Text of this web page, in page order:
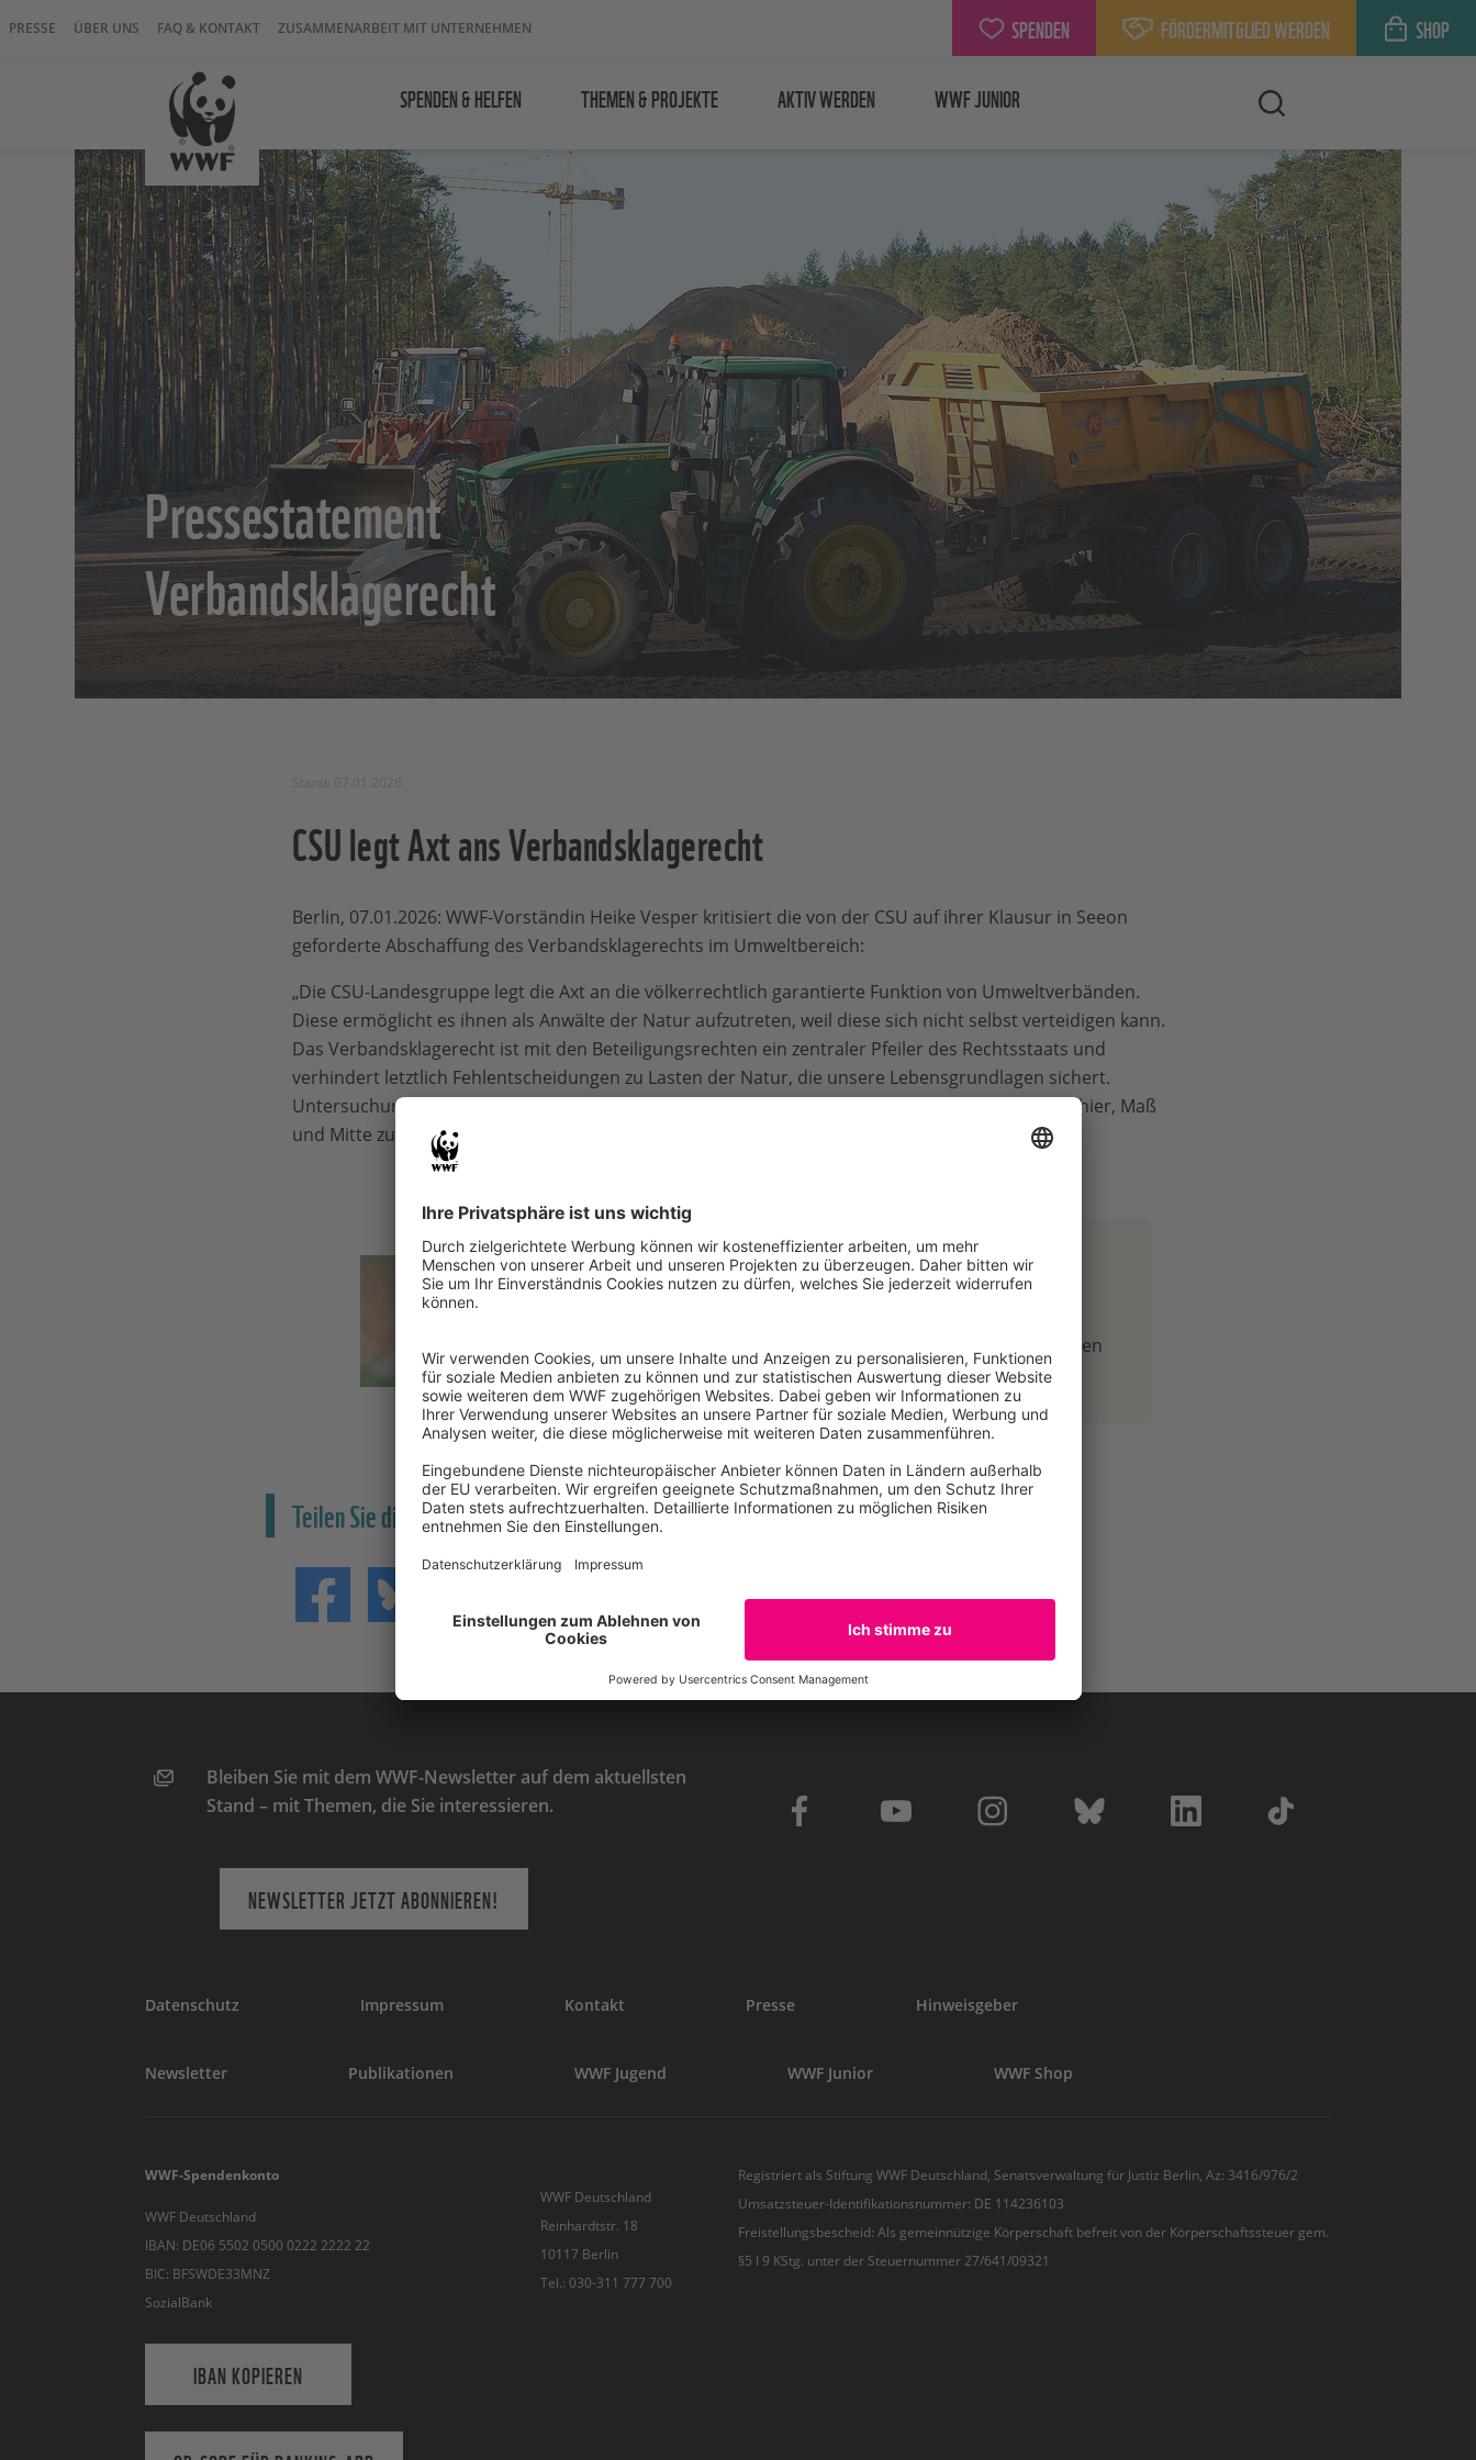
PRESSE ÜBER UNS FAQ & KONTAKT ZUSAMMENARBEIT MIT UNTERNEHMEN SPENDEN FÖRDERMITGLIED WERDEN SHOP
SPENDEN & HELFEN THEMEN & PROJEKTE AKTIV WERDEN WWF JUNIOR
Pressestatement
Verbandsklagerecht
CSU legt Axt ans Verbandsklagerecht
Berlin, 07.01.2026: WWF-Vorständin Heike Vesper kritisiert die von der CSU auf ihrer Klausur in Seeon
geforderte Abschaffung des Verbandsklagerechts im Umweltbereich:
„Die CSU-Landesgruppe legt die Axt an die völkerrechtlich garantierte Funktion von Umweltverbänden.
Diese ermöglicht es ihnen als Anwälte der Natur aufzutreten, weil diese sich nicht selbst verteidigen kann.
Das Verbandsklagerecht ist mit den Beteiligungsrechten ein zentraler Pfeiler des Rechtsstaats und
verhindert letztlich Fehlentscheidungen zu Lasten der Natur, die unsere Lebensgrundlagen sichert.
Untersuchungen zeigen, dass solche Klagen vergleichsweise selten angestrengt werden. Es gilt hier, Maß
und Mitte zu wahren und diese bewährten Rechte nicht anzutasten.“
Bedrohte Arten
menschliches Handeln verursacht. Der WWF setzt sich weltweit für den
Schutz bedrohter Arten ein.Erfahren Sie mehr zum Artenschutz
Teilen Sie die News
Teilen auf Facebook
Bleiben Sie mit dem WWF-Newsletter auf dem aktuellsten
Stand – mit Themen, die Sie interessieren.
NEWSLETTER JETZT ABONNIEREN!
Datenschutz Impressum Kontakt Presse Hinweisgeber
Newsletter Publikationen WWF Jugend WWF Junior WWF Shop
WWF-Spendenkonto
WWF Deutschland
IBAN: DE06 5502 0500 0222 2222 22
BIC: BFSWDE33MNZ
SozialBank
IBAN KOPIEREN
WWF Deutschland
Reinhardtstr. 18
10117 Berlin
Tel.: 030-311 777 700
Registriert als Stiftung WWF Deutschland, Senatsverwaltung für Justiz Berlin, Az: 3416/976/2
Umsatzsteuer-Identifikationsnummer: DE 114236103
Freistellungsbescheid: Als gemeinnützige Körperschaft befreit von der Körperschaftssteuer gem.
§5 I 9 KStg. unter der Steuernummer 27/641/09321